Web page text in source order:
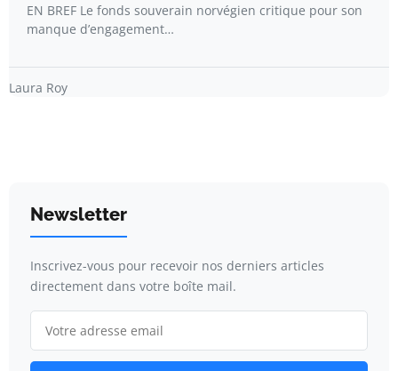
EN BREF Le fonds souverain norvégien critique pour son
manque d’engagement…
Laura Roy
Newsletter
Inscrivez-vous pour recevoir nos derniers articles
directement dans votre boîte mail.